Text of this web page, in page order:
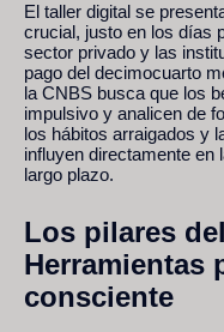
El taller digital se
crucial, justo en los días
sector privado y las
pago del decimocuarto
la CNBS busca que los
impulsivo y analicen de
los hábitos arraigados y
influyen directamente en
largo plazo.
Los pilares
Herramientas
consciente